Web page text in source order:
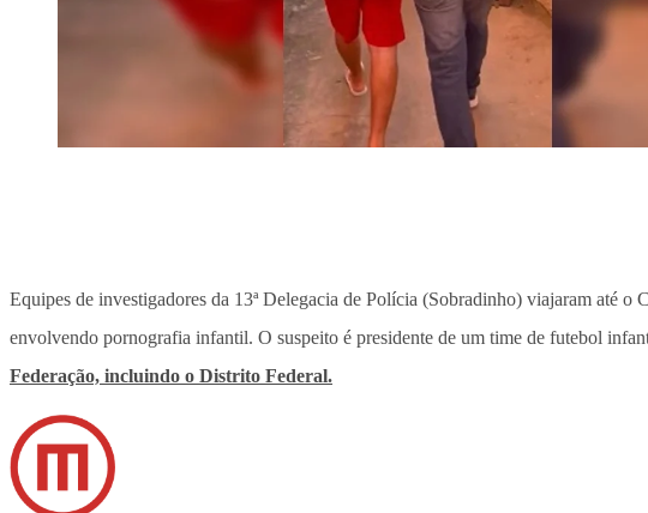
Equipes de investigadores da 13ª Delegacia de Polícia (Sobradinho) viajaram até
envolvendo pornografia infantil. O suspeito é presidente de um time de futebol
Federação, incluindo o Distrito Federal.